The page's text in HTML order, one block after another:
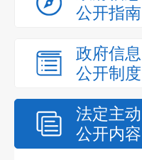
公开指南
政府信息
公开制度
法定主动
公开内容